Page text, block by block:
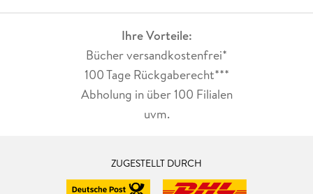
Ihre Vorteile:
Bücher versandkostenfrei*
100 Tage Rückgaberecht***
Abholung in über 100 Filialen
uvm.
ZUGESTELLT DURCH